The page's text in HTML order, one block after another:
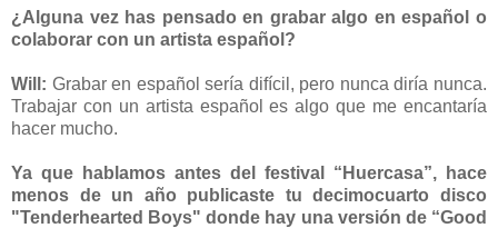
¿Alguna vez has pensado en grabar algo en español o
colaborar con un artista español?
Will: Grabar en español sería difícil, pero nunca diría nunca.
Trabajar con un artista español es algo que me encantaría
hacer mucho.
Ya que hablamos antes del festival “Huercasa”, hace
menos de un año publicaste tu decimocuarto disco
"Tenderhearted Boys" donde hay una versión de “Good